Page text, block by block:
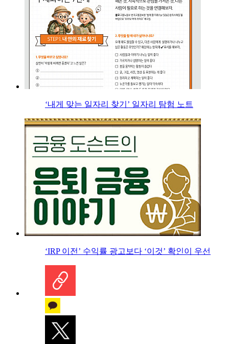
‘내게 맞는 일자리 찾기’ 일자리 탐험 노트
‘IRP 이전’ 수익률 광고보다 ‘이것’ 확인이 우선